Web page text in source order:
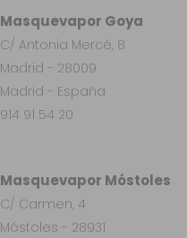
Masquevapor Móstoles
C/ Carmen, 4
Móstoles - 28931
Masquevapor Goya
C/ Antonia Mercé, 8
Madrid - 28009
Madrid - España
914 91 54 20